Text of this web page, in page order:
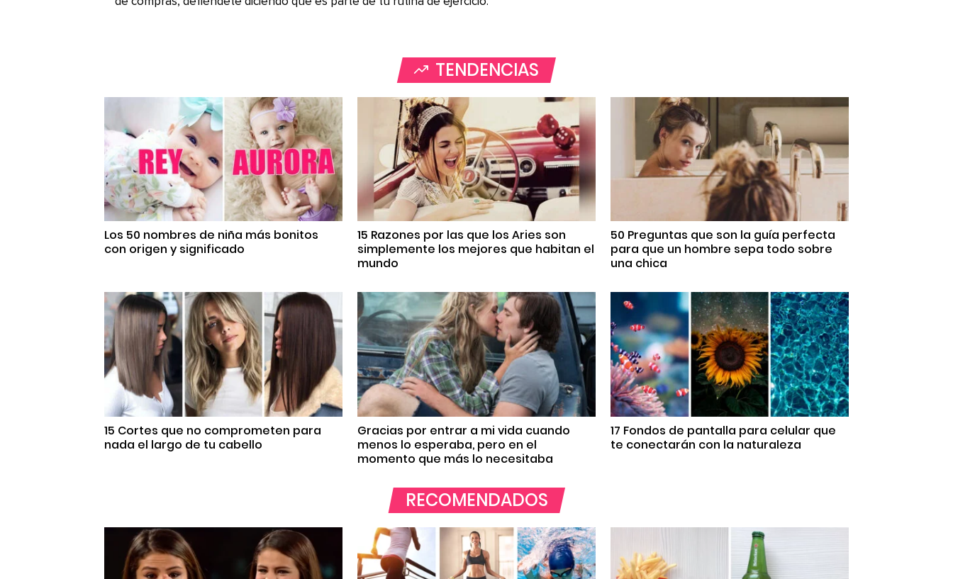
TENDENCIAS
Los 50 nombres de niña más bonitos
con origen y significado
15 Razones por las que los Aries son
simplemente los mejores que habitan el
mundo
50 Preguntas que son la guía perfecta
para que un hombre sepa todo sobre
una chica
15 Cortes que no comprometen para
nada el largo de tu cabello
Gracias por entrar a mi vida cuando
menos lo esperaba, pero en el
momento que más lo necesitaba
17 Fondos de pantalla para celular que
te conectarán con la naturaleza
RECOMENDADOS